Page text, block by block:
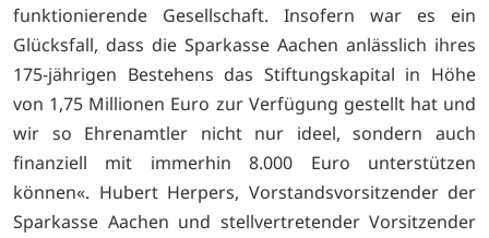
funktionierende Gesellschaft. Insofern war es ein
Glücksfall, dass die Sparkasse Aachen anlässlich ihres
175-jährigen Bestehens das Stiftungskapital in Höhe
von 1,75 Millionen Euro zur Verfügung gestellt hat und
wir so Ehrenamtler nicht nur ideel, sondern auch
finanziell mit immerhin 8.000 Euro unterstützen
können«. Hubert Herpers, Vorstandsvorsitzender der
Sparkasse Aachen und stellvertretender Vorsitzender